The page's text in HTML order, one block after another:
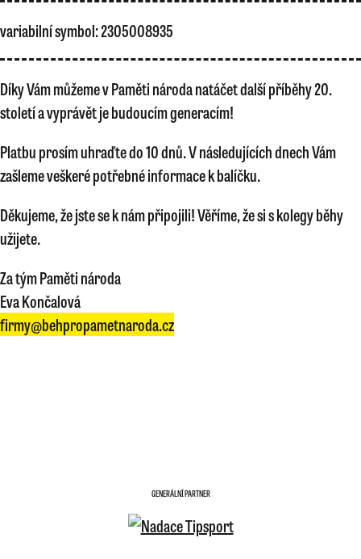
variabilní symbol: 2305008935
Díky Vám můžeme v Paměti národa natáčet další příběhy 20.
století a vyprávět je budoucím generacím!
Platbu prosím uhraďte do 10 dnů. V následujících dnech Vám
zašleme veškeré potřebné informace k balíčku.
Děkujeme, že jste se k nám připojili! Věříme, že si s kolegy běhy
užijete.
Za tým Paměti národa
Eva Končalová
firmy@behpropametnaroda.cz
GENERÁLNÍ PARTNER